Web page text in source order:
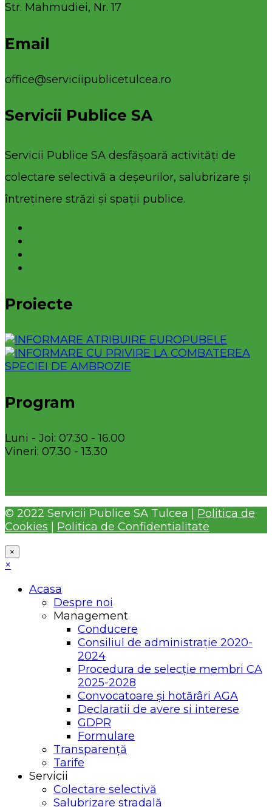
Str. Mahmudiei, Nr. 17
Email
office@serviciipublicetulcea.ro
Servicii Publice SA
Servicii Publice SA desfășoară activități de
colectare selectivă a deșeurilor, salubrizare și
întreținere străzi și spații publice.
Proiecte
Program
Luni - Joi: 07.30 - 16.00
Vineri: 07.30 - 13.30
© 2022 Servicii Publice SA Tulcea | Politica de
Cookies
Politica de Confidentialitate
×
×
Acasa
Despre noi
Management
Conducere
Consiliul de administrație 2020-
2024
Procedura de selecție membri CA
2025-2028
Convocatoare și hotărâri AGA
Declaratii de avere si interese
GDPR
Formulare
Transparență
Tarife
Servicii
Colectare selectivă
Salubrizare stradală